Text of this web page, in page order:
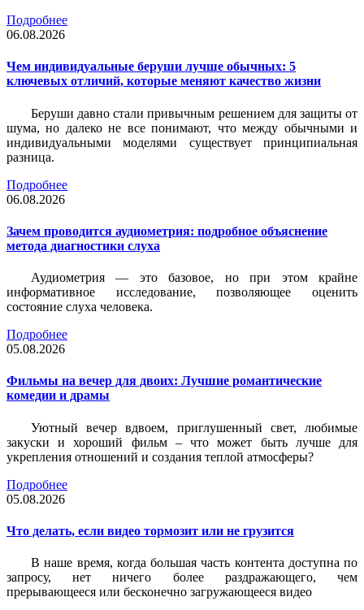
Подробнее
06.08.2026
Чем индивидуальные беруши лучше обычных: 5
ключевых отличий, которые меняют качество жизни
Беруши давно стали привычным решением для защиты от
шума, но далеко не все понимают, что между обычными и
индивидуальными моделями существует принципиальная
разница.
Подробнее
06.08.2026
Зачем проводится аудиометрия: подробное объяснение
метода диагностики слуха
Аудиометрия — это базовое, но при этом крайне
информативное исследование, позволяющее оценить
состояние слуха человека.
Подробнее
05.08.2026
Фильмы на вечер для двоих: Лучшие романтические
комедии и драмы
Уютный вечер вдвоем, приглушенный свет, любимые
закуски и хороший фильм – что может быть лучше для
укрепления отношений и создания теплой атмосферы?
Подробнее
05.08.2026
Что делать, если видео тормозит или не грузится
В наше время, когда большая часть контента доступна по
запросу, нет ничего более раздражающего, чем
прерывающееся или бесконечно загружающееся видео